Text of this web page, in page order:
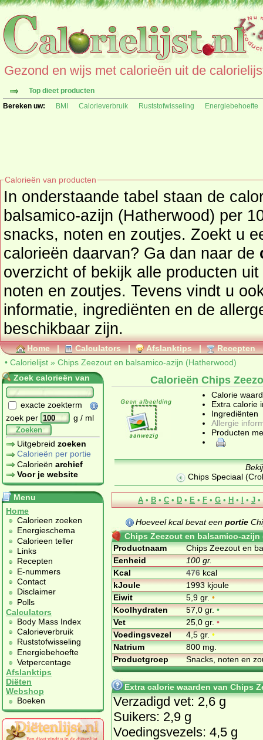
Gezond en wijs met calorieën uit de
Top dieet producten
Bereken uw:
BMI Calorieverbruik Ruststofwisseling Energiebehoefte
Calorieën van producten
In onderstaande tabel staan de
balsamico-azijn (Hatherwood) per
snacks, noten en zoutjes. Zoekt u een ander product en de
calorieën daarvan? Ga dan naar de
overzicht of bekijk alle
noten en zoutjes. Tevens vindt u ook de uitgebreide calorie
informatie, ingrediënten en de
beschikbaar zijn.
Home | Calculators | Afslanktips | Recepten
• Calorielijst » Chips Zeezout en balsamico-azijn (Hatherwood)
Zoek calorieën van
exacte zoekterm
zoek per
g / ml
Zoeken
Uitgebreid zoeken
Calorieën per portie
Calorieën archief
Voor je website
Menu
Home
Calorieen zoeken
Energieschema
Calorieen teller
Links
Recepten
E-nummers
Contact
Disclaimer
Polls
Calculators
Body Mass Index
Calorieverbruik
Ruststofwisseling
Energiebehoefte
Vetpercentage
Afslanktips
Diëten
Webshop
Boeken
Calorieën Chips
Calorie
Extra calorie
Ingrediënten
Allergie
Producten
Chips Speciaal
A • B • C • D • E • F • G • H • I • J •
Hoeveel kcal bevat een portie
Chips Zeezout en balsamico-azijn
Productnaam
Chips Zeezout en
Eenheid
100 gr.
Kcal
476kcal
kJoule
1993 kjoule
Eiwit
5,9 gr.•
Koolhydraten
57,0 gr.•
Vet
25,0 gr.•
Voedingsvezel
4,5 gr.•
Natrium
800 mg.
Productgroep
Snacks, noten en
Extra calorie waarden van Chips
Verzadigd vet: 2,6 g
Suikers: 2,9 g
Voedingsvezels: 4,5 g